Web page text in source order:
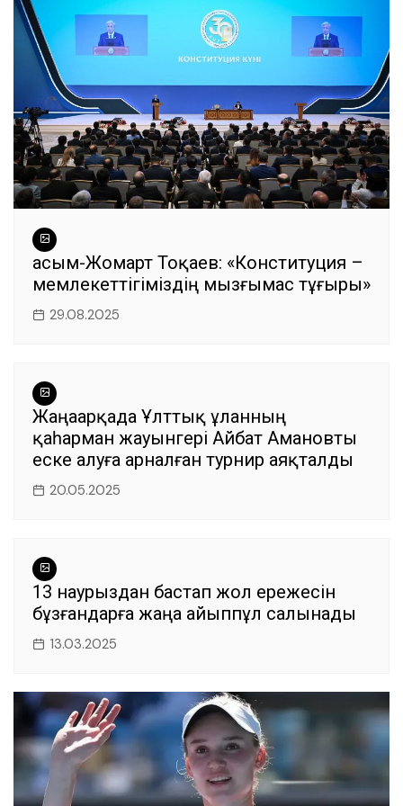
Қасым-Жомарт Тоқаев: «Конституция –
мемлекеттігіміздің мызғымас тұғыры»
29.08.2025
Жаңаарқада Ұлттық ұланның
қаһарман жауынгері Айбат Амановты
еске алуға арналған турнир аяқталды
20.05.2025
13 наурыздан бастап жол ережесін
бұзғандарға жаңа айыппұл салынады
13.03.2025